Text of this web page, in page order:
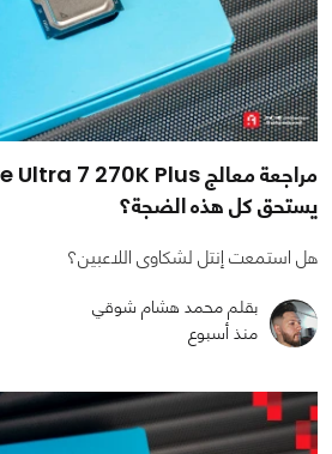
يستحق كل هذه الضجة؟
هل استمعت إنتل لشكاوى اللاعبين؟
بقلم محمد هشام شوقي
منذ أسبوع